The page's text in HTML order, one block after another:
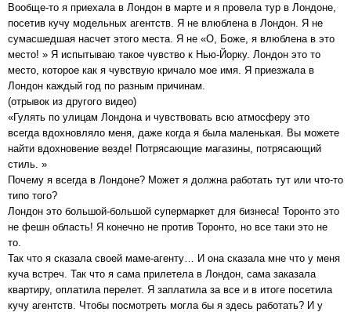
Вообще-то я приехала в Лондон в марте и я провела тур в Лондоне,
посетив кучу модельных агентств. Я не влюблена в Лондон. Я не
сумасшедшая насчет этого места. Я не «О, Боже, я влюблена в это
место! » Я испытываю такое чувство к Нью-Йорку. Лондон это то
место, которое как я чувствую кричало мое имя. Я приезжала в
Лондон каждый год по разным причинам.
(отрывок из другого видео)
«Гулять по улицам Лондона и чувствовать всю атмосферу это
всегда вдохновляло меня, даже когда я была маленькая. Вы можете
найти вдохновение везде! Потрясающие магазины, потрясающий
стиль. »
Почему я всегда в Лондоне? Может я должна работать тут или что-то
типо того?
Лондон это большой-большой супермаркет для бизнеса! Торонто это
не фешн область! Я конечно не против Торонто, но все таки это не
то.
Так что я сказала своей маме-агенту… И она сказала мне что у меня
куча встреч. Так что я сама прилетела в Лондон, сама заказала
квартиру, оплатила перелет. Я заплатила за все и в итоге посетила
кучу агентств. Чтобы посмотреть могла бы я здесь работать? И у